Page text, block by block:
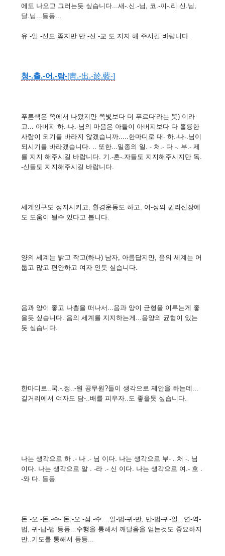
에도 나오고 그러는듯 싶습니다...새-.신.-님, 코.-끼-.리 신.님,
달.님...등등...
유.-일.-신도 좋지만 만.-신.-교.도 지지 해 주시길 바랍니다.
청-.출.-어.-람-[靑.-出.-於.藍-]
푸른색은 쪽에서 나왔지만 쪽빛보다 더 푸르다'라는 뜻) 이라
고... 아버지 하.-나.-님의 마음은 아들이 아버지보다 다 훌륭한
사람이 되기를 바라지 않겠습니까.....한마디로 대- 하.-나-.님이
되시기를 바라겠습니다. .. 또한...일종의 일. - 처.- 다 -. 부.- 제
를 지지 해주시길 바랍니다. 기.-혼-.자들도 지지해주시지만 독.
-신들도 지지해주시길 바랍니다.
세계인구도 정지시키고, 환경운동도 하고, 여-성의 권리신장에
도 도움이 될수 있다고 봅니다.
양의 세계는 밝고 작고(하나) 남자, 아름답지만, 음의 세계는 어
둡고 많고 편안하고 여자 인듯 싶습니다.
음과 양이 좋고 나쁨을 떠나서...음과 양이 균형을 이루는게 좋
을듯 싶습니다. 음의 세계를 지지하는게...음양의 균형이 있는
듯 싶습니다.
한마디로..국.-.정..-원 공무원?들이 생각으로 제안을 하는데...
길거리에서 여자도 담-..배를 피우자..도 좋을듯 싶습니다.
나는 생각으로 하 .- 나 .- 님 이다. 나는 생각으로 부- . 처 -. 님
이다. 나는 생각으로 알 . -라 .- 신 이다. 나는 생각으로 여.- 호 .
-와 다. 등등
돈.-오.-돈.-수- 돈.-오.-점.-수....일-법-귀-만, 만-법-귀-일...연-역-
법, 귀-납-법 등등...수행을 통해서 깨달음을 얻는것도 중요하지
만..기도를 통해서 등등...